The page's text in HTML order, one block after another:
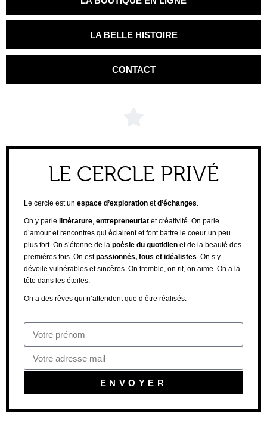
LA BELLE HISTOIRE
CONTACT
LE CERCLE PRIVÉ
Le cercle est un espace d’exploration etd’échanges.
On y parle littérature, entrepreneuriat et créativité. On parle
d’amour et rencontres qui éclairent et font battre le coeur un peu
plus fort. On s’étonne de la poésie du quotidien et de la beauté des
premières fois. On estpassionnés, fous et idéalistes. On s’y
dévoile vulnérables et sincères. On tremble, on rit, on aime. On a la
tête dans les étoiles.
On a des rêves qui n’attendent que d’être réalisés.
ENVOYER